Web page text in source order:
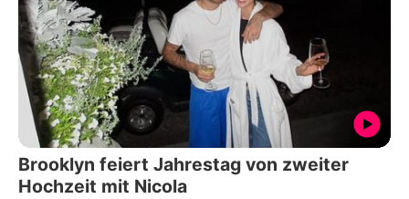
Brooklyn feiert Jahrestag von zweiter
Hochzeit mit Nicola